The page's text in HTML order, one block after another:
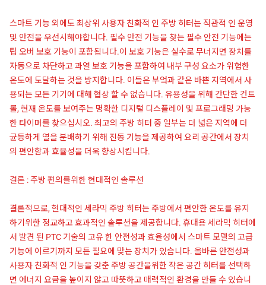
스마트 기능 외에도 최상위 사용자 친화적 인 주방 히터는 직관적 인 운영
및 안전을 우선시해야합니다. 필수 안전 기능을 찾는 필수 안전 기능에는
팁 오버 보호 기능이 포함됩니다.이 보호 기능은 실수로 무너지면 장치를
자동으로 차단하고 과열 보호 기능을 포함하여 내부 구성 요소가 위험한
온도에 도달하는 것을 방지합니다. 이들은 부엌과 같은 바쁜 지역에서 사
용되는 모든 기기에 대해 협상 할 수 없습니다. 유용성을 위해 간단한 컨트
롤, 현재 온도를 보여주는 명확한 디지털 디스플레이 및 프로그래밍 가능
한 타이머를 찾으십시오. 최고의 주방 히터 중 일부는 더 넓은 지역에 더
균등하게 열을 분배하기 위해 진동 기능을 제공하여 요리 공간에서 장치
의 편안함과 효율성을 더욱 향상시킵니다.
결론 : 주방 편의를위한 현대적인 솔루션
결론적으로, 현대적인 세라믹 주방 히터는 주방에서 편안한 온도를 유지
하기위한 정교하고 효과적인 솔루션을 제공합니다. 휴대용 세라믹 히터에
서 발견 된 PTC 기술의 고유 한 안전성과 효율성에서 스마트 모델의 고급
기능에 이르기까지 모든 필요에 맞는 장치가 있습니다. 올바른 안전성과
사용자 친화적 인 기능을 갖춘 주방 공간을위한 작은 공간 히터를 선택하
면 에너지 요금을 높이지 않고 따뜻하고 매력적인 환경을 만들 수 있습니